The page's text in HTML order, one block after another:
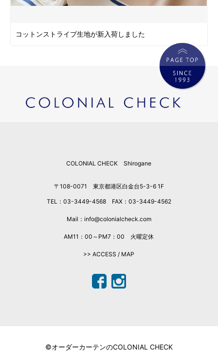
コットンストライプ生地が新入荷しました
COLONIAL CHECK Shirogane
〒108-0071 東京都港区白金台5-3-6 1F
TEL：03-3449-4568 FAX：03-3449-4562
Mail：info@colonialcheck.com
AM11：00～PM7：00 火曜定休
>> ACCESS / MAP
©オーダーカーテンのCOLONIAL CHECK